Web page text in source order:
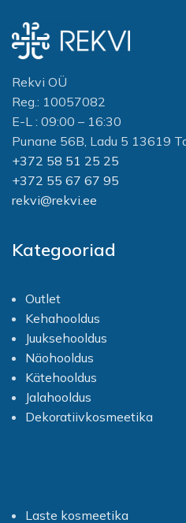
Rekvi OÜ
Reg.: 10057082
E-L : 09:00 – 16:30
Punane 56B, Ladu 5 13619
+372 58 51 25 25
+372 55 67 67 95
rekvi@rekvi.ee
Kategooriad
Outlet
Kehahooldus
Juuksehooldus
Näohooldus
Kätehooldus
Jalahooldus
Dekoratiivkosmeetika
Laste kosmeetika